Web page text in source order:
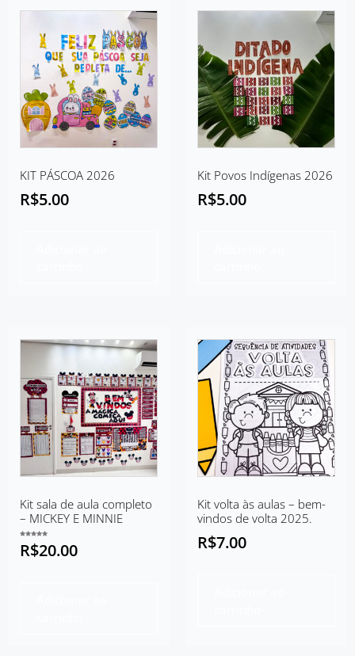
KIT PÁSCOA 2026
R$5.00
Kit Povos Indígenas 2026
R$5.00
Kit sala de aula completo
– MICKEY E MINNIE
5.00
de 5
R$20.00
Kit volta às aulas – bem-
vindos de volta 2025.
R$7.00